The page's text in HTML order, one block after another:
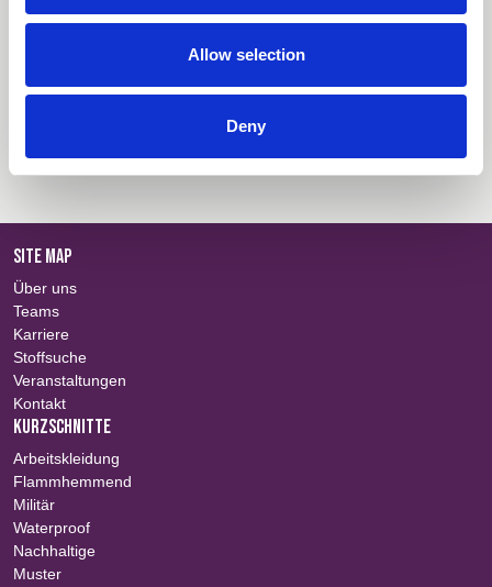
Allow selection
Deny
Stoffzusammenfassung
Technische Informationen Einloggen
SITE MAP
Über uns
Teams
Karriere
Stoffsuche
Veranstaltungen
Kontakt
KURZSCHNITTE
Arbeitskleidung
Flammhemmend
Militär
Waterproof
Nachhaltige
Muster